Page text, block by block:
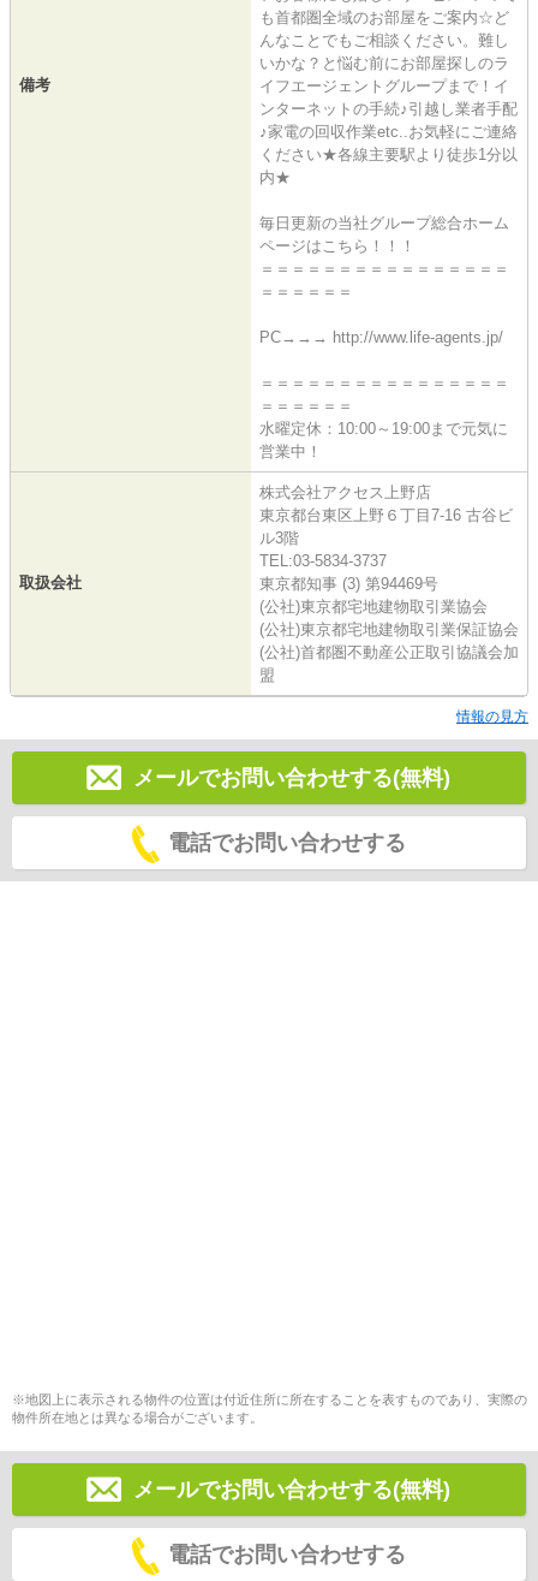
備考
も首都圏全域のお部屋をご案内☆ど
んなことでもご相談ください。難し
いかな？と悩む前にお部屋探しのラ
イフエージェントグループまで！イ
ンターネットの手続♪引越し業者手配
♪家電の回収作業etc..お気軽にご連絡
ください★各線主要駅より徒歩1分以
内★
毎日更新の当社グループ総合ホーム
ページはこちら！！！
＝＝＝＝＝＝＝＝＝＝＝＝＝＝＝＝
＝＝＝＝＝＝
PC→→→ http://www.life-agents.jp/
＝＝＝＝＝＝＝＝＝＝＝＝＝＝＝＝
＝＝＝＝＝＝
水曜定休：10:00～19:00まで元気に
営業中！
取扱会社
株式会社アクセス上野店
東京都台東区上野６丁目7-16 古谷ビ
ル3階
TEL:03-5834-3737
東京都知事 (3) 第94469号
(公社)東京都宅地建物取引業協会
(公社)東京都宅地建物取引業保証協会
(公社)首都圏不動産公正取引協議会加
盟
情報の見方
メールでお問い合わせする(無料)
電話でお問い合わせする
※地図上に表示される物件の位置は付近住所に所在することを表すものであり、実際の
物件所在地とは異なる場合がございます。
メールでお問い合わせする(無料)
電話でお問い合わせする